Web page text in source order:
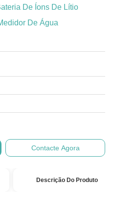
De Íons De Lítio
De Água
Contacte Agora
Descrição Do Produto